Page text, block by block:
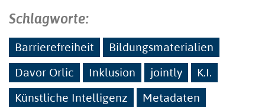
Schlagworte:
Barrierefreiheit
Bildungsmaterialien
Davor Orlic
Inklusion jointly
K.I.
Künstliche Intelligenz
Metadaten